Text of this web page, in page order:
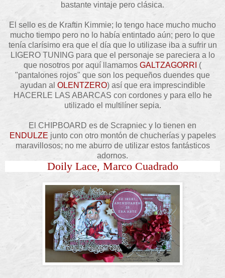
bastante vintaje pero clásica.
El sello es de Kraftin Kimmie; lo tengo hace mucho mucho
mucho tiempo pero no lo había entintado aún; pero lo que
tenía clarísimo era que el día que lo utilizase iba a sufrir un
LIGERO TUNING para que el personaje se pareciera a lo
que nosotros por aquí llamamos GALTZAGORRI (
"pantalones rojos" que son los pequeños duendes que
ayudan al OLENTZERO) así que era imprescindible
HACERLE LAS ABARCAS con cordones y para ello he
utilizado el multilíner sepia.
El CHIPBOARD es de Scrapniec y lo tienen en
ENDULZE junto con otro montón de chucherías y papeles
maravillosos; no me aburro de utilizar estos fantásticos
adornos.
Doily Lace, Marco Cuadrado